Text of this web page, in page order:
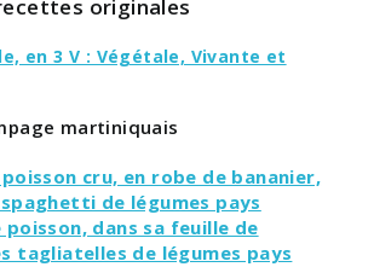
originales
en 3 V : Végétale, Vivante et
martiniquais
cru, en robe de bananier,
de légumes pays
dans sa feuille de
tagliatelles de légumes pays